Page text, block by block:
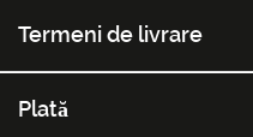
Termeni de livrare
Plată